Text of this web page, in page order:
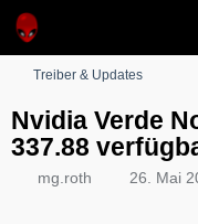
Treiber & Updates
Nvidia Verde
337.88
mg.roth 26. Mai